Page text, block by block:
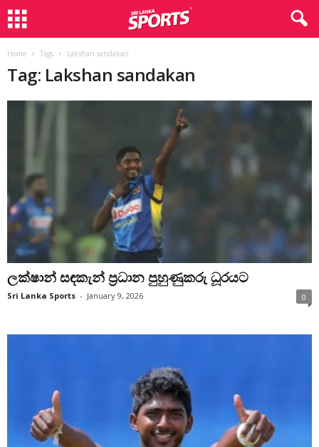
Home Tags Lakshan sandakan
Tag: Lakshan sandakan
ලක්ෂාන් සඳකැන් ප්‍රධාන පුහුණුකරු ධූරයට
Sri Lanka Sports - January 9, 2026 0